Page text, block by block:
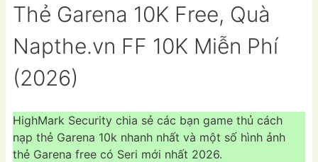
Thẻ Garena 10K Free, Quà
Napthe.vn FF 10K Miễn Phí
(2026)
HighMark Security chia sẻ các bạn game thủ cách
nạp thẻ Garena 10k nhanh nhất và một số hình ảnh
thẻ Garena free có Seri mới nhất 2026.